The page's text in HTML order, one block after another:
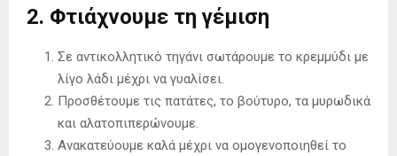
2. Φτιάχνουμε τη γέμιση
Σε αντικολλητικό τηγάνι σωτάρουμε το κρεμμύδι με
λίγο λάδι μέχρι να γυαλίσει.
Προσθέτουμε τις πατάτες, το βούτυρο, τα μυρωδικά
και αλατοπιπερώνουμε.
Ανακατεύουμε καλά μέχρι να ομογενοποιηθεί το